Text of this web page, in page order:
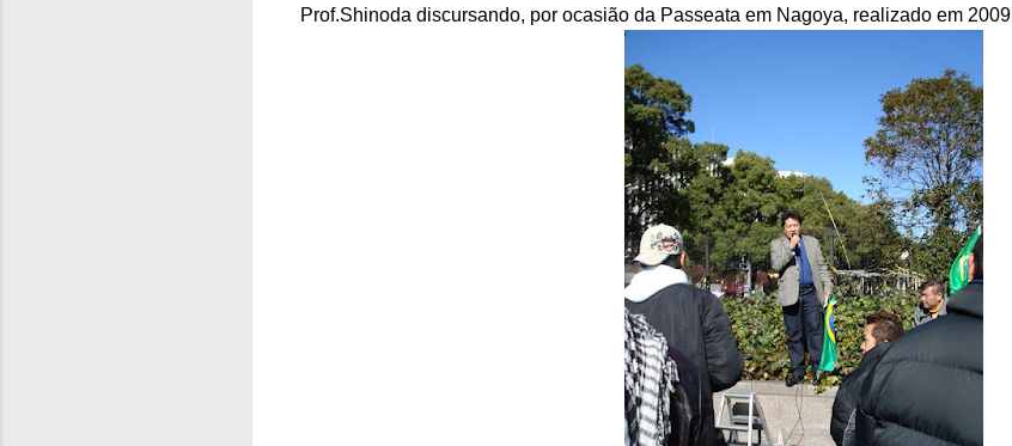
Prof.Shinoda discursando, por ocasião da Passeata em Nagoya, realizado em 2009